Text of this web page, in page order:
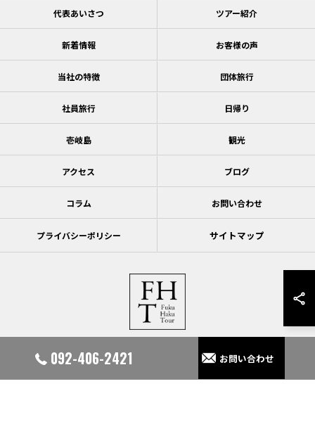
092-406-2421 お問い合わせ
代表あいさつ ツアー紹介
新着情報 お客様の声
当社の特徴 団体旅行
社員旅行 日帰り
壱岐島 観光
アクセス ブログ
コラム お問い合わせ
プライバシーポリシー サイトマップ
© 2026 福岡の旅行会社なら福博ツアー ALL RIGHTS RESERVED.